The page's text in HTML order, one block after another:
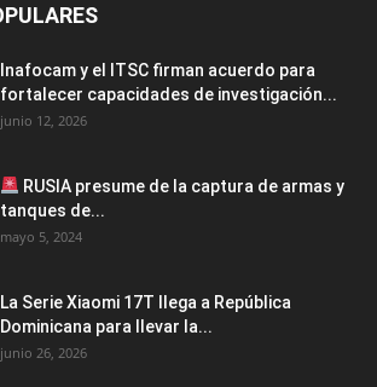
Inafocam y el ITSC firman acuerdo para
fortalecer capacidades de investigación...
junio 12, 2026
RUSIA presume de la captura de armas y
tanques de...
mayo 5, 2024
La Serie Xiaomi 17T llega a República
Dominicana para llevar la...
junio 26, 2026